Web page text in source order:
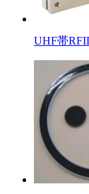
UHF帯